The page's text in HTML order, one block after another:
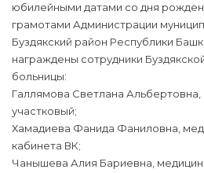
юбилейными датами со дня
грамотами Администрации
Буздякский район Республики
награждены сотрудники
больницы:
Галлямова Светлана Альбертовна,
участковый;
Хамадиева Фанида Фаниловна,
кабинета ВК;
Чанышева Алия Бариевна,